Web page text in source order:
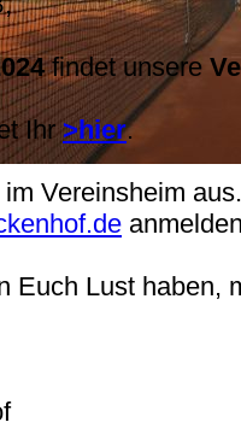
findet unsere
Ihr>hier.
Vereinsheim
Euch Lust haben,